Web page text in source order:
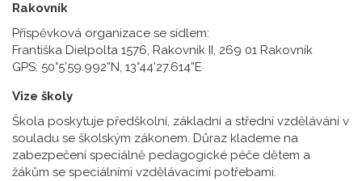
Rakovník
Příspěvková organizace se sídlem:
Františka Dielpolta 1576, Rakovník II, 269 01 Rakovník
GPS: 50°5’59.992”N, 13°44’27.614”E
Vize školy
Škola poskytuje předškolní, základní a střední vzdělávání v
souladu se školským zákonem. Důraz klademe na
zabezpečení speciálně pedagogické péče dětem a
žákům se speciálními vzdělávacími potřebami.